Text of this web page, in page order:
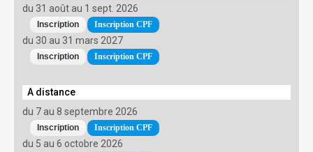
du 31 août au 1 sept. 2026
Inscription CPF
du 30 au 31 mars 2027
Inscription CPF
A distance
du 7 au 8 septembre 2026
Inscription CPF
du 5 au 6 octobre 2026